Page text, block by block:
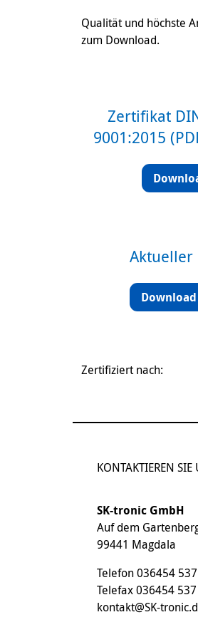
Qualität und höchste
zum Download.
Zertifikat
9001:2015
Aktueller
Download
Zertifiziert nach:
KONTAKTIEREN SIE
SK-tronic GmbH
Auf dem
99441 Magdala
Telefon036454
Telefax 036454
kontakt@SK-